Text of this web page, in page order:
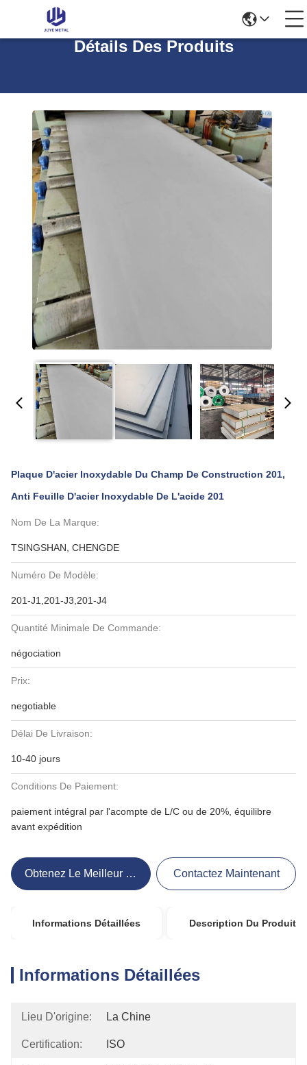
Détails Des Produits
Plaque D'acier Inoxydable Du Champ De Construction 201,
Anti Feuille D'acier Inoxydable De L'acide 201
Nom De La Marque:
TSINGSHAN, CHENGDE
Numéro De Modèle:
201-J1,201-J3,201-J4
Quantité Minimale De Commande:
négociation
Prix:
negotiable
Délai De Livraison:
10-40 jours
Conditions De Paiement:
paiement intégral par l'acompte de L/C ou de 20%, équilibre
avant expédition
Obtenez Le Meilleur Prix Contactez Maintenant
Informations Détaillées Description Du Produit
Informations Détaillées
Lieu D'origine: La Chine
Certification: ISO